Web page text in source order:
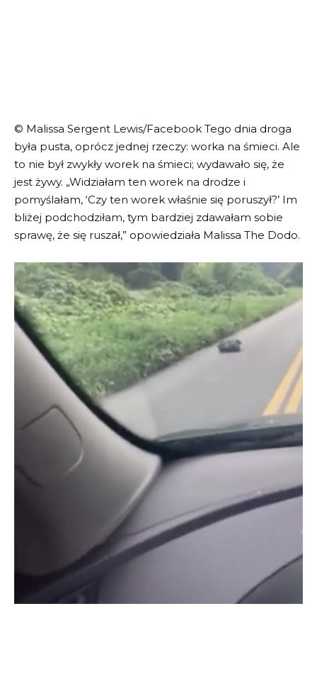
© Malissa Sergent Lewis/Facebook Tego dnia droga
była pusta, oprócz jednej rzeczy: worka na śmieci. Ale
to nie był zwykły worek na śmieci; wydawało się, że
jest żywy. „Widziałam ten worek na drodze i
pomyślałam, ‘Czy ten worek właśnie się poruszył?’ Im
bliżej podchodziłam, tym bardziej zdawałam sobie
sprawę, że się ruszał,” opowiedziała Malissa The Dodo.